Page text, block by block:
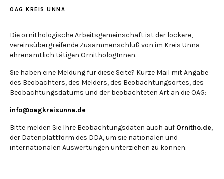
OAG KREIS UNNA
Die ornithologische Arbeitsgemeinschaft ist der lockere,
vereinsübergreifende Zusammenschluß von im Kreis Unna
ehrenamtlich tätigen OrnithologInnen.
Sie haben eine Meldung für diese Seite? Kurze Mail mit Angabe
des Beobachters, des Melders, des Beobachtungsortes, des
Beobachtungsdatums und der beobachteten Art an die OAG:
info@oagkreisunna.de
Bitte melden Sie Ihre Beobachtungsdaten auch auf Ornitho.de,
der Datenplattform des DDA, um sie nationalen und
internationalen Auswertungen unterziehen zu können.